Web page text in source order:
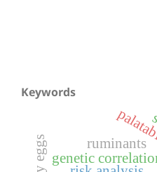
Keywords
genetic
ruminants